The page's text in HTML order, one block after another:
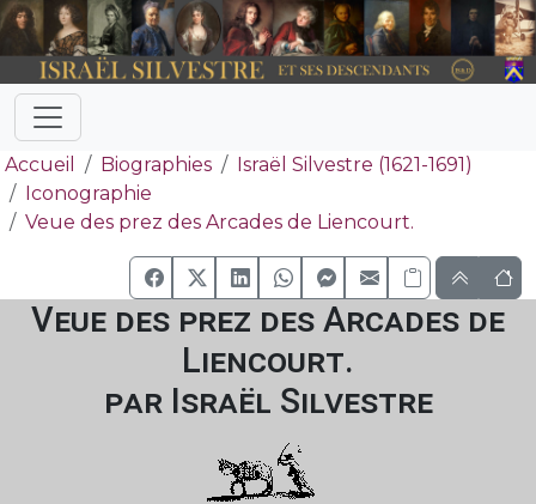
Accueil Biographies
Israël Silvestre (1621-1691)
Iconographie
Veue des prez des Arcades de Liencourt.
Veue des prez des Arcades de
Liencourt.
par Israël Silvestre